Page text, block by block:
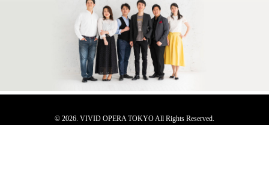
© 2026. VIVID OPERA TOKYO All Rights Reserved.